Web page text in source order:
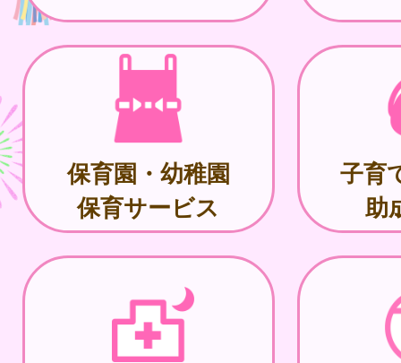
保育園・幼稚園
保育サービス
子育
助